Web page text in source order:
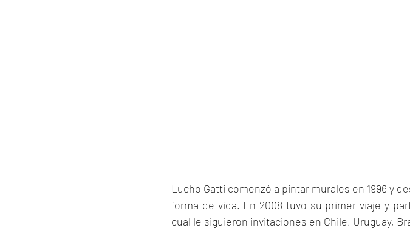
Lucho Gatti comenzó a pintar murales en 1996 y
forma de vida. En 2008 tuvo su primer viaje y
cual le siguieron invitaciones en Chile, Uruguay,